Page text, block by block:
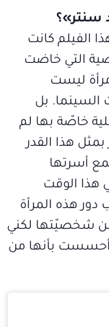
سنتر»؟
الفيلم كانت
التي خاضت
ليست
السينما. بل
خاصّة بها لم
هذا القدر
أسرتها
هذا الوقت
هذه المرأة
شخصيّتها لكني
بأنها من